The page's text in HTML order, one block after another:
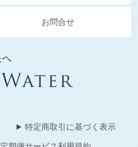
お問合せ
特定商取引に基づく表示